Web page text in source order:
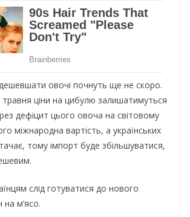
овочі почнуть ще не скоро.
ціни на цибулю залишатимуться
дефіцит цього овоча на світовому
міжнародна вартість, а українських
тому імпорт буде збільшуватися,
слід готуватися до нового
на м’ясо.